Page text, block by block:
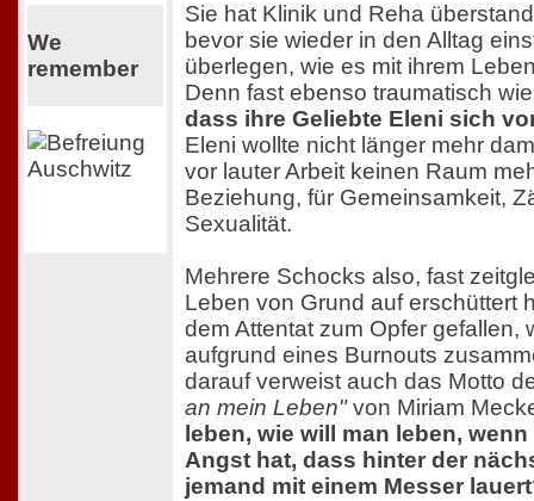
We
remember
Sie hat Klinik und Reha
bevor sie wieder in den Alltag
überlegen, wie es mit ihrem
Denn fast ebenso traumatisch
dass ihre Geliebte Eleni sich
Eleni wollte nicht länger mehr
vor lauter Arbeit keinen Raum
Beziehung, für Gemeinsamkeit,
Sexualität.
Mehrere Schocks also, fast
Leben von Grund auf erschüttert
dem Attentat zum Opfer gefallen,
aufgrund eines Burnouts
darauf verweist auch das Motto
an mein Leben"von Miriam
leben, wie will man leben,
Angst hat, dass hinter der
jemand mit einem Messer